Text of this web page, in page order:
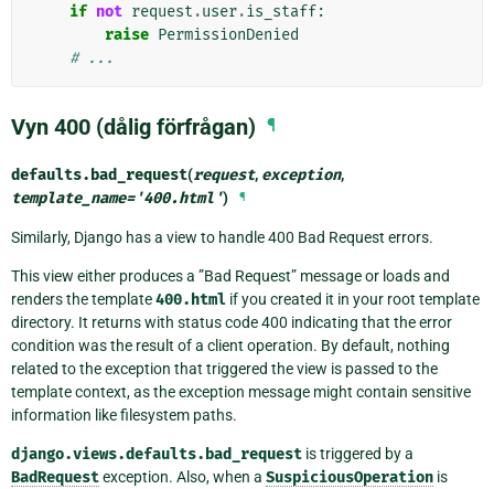
if not request .user.is_staff:
raise PermissionDenied
# ...
Vyn 400 (dålig förfrågan) ¶
defaults.bad_request(request, exception,
template_name='400.html') ¶
Similarly, Django has a view to handle 400 Bad Request errors.
This view either produces a ”Bad Request” message or loads and
renders the template400.html if you created it in your root template
directory. It returns with status code 400 indicating that the error
condition was the result of a client operation. By default, nothing
related to the exception that triggered the view is passed to the
template context, as the exception message might contain sensitive
information like filesystem paths.
django.views.defaults.bad_request is triggered by a
BadRequestexception. Also, when a SuspiciousOperation is